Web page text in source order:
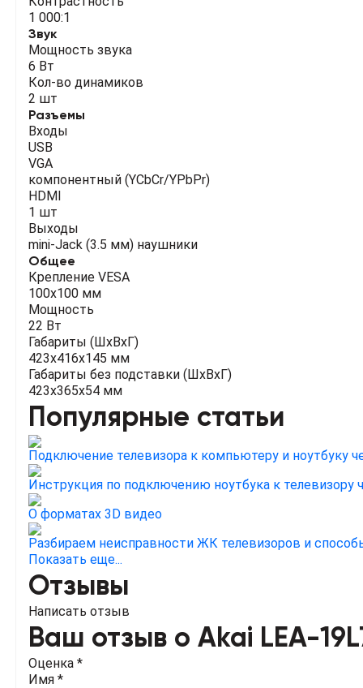
1 000:1
Звук
Мощность звука
6 Вт
Кол-во динамиков
2 шт
Разъемы
Входы
USB
VGA
компонентный (YCbCr/YPbPr)
HDMI
1 шт
Выходы
mini-Jack (3.5 мм) наушники
Общее
Крепление VESA
100х100 мм
Мощность
22 Вт
Габариты (ШхВхГ)
423x416x145 мм
Габариты без подставки (ШхВхГ)
423x365x54 мм
Популярные статьи
Подключение телевизора к компьютеру и ноутбуку
Инструкция по подключению ноутбука к телевизору
О форматах 3D видео
Разбираем неисправности ЖК телевизоров и
Показать еще...
Отзывы
Написать отзыв
Ваш отзыв о Akai LEA-
Оценка *
Имя *